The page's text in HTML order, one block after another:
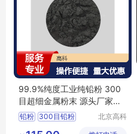
99.9%纯度工业纯铅粉 300
目超细金属粉末 源头厂家保
质保量
铅粉 300目铅粉
北京高科